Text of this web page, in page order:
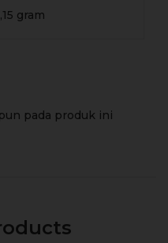
gram
pada produk ini